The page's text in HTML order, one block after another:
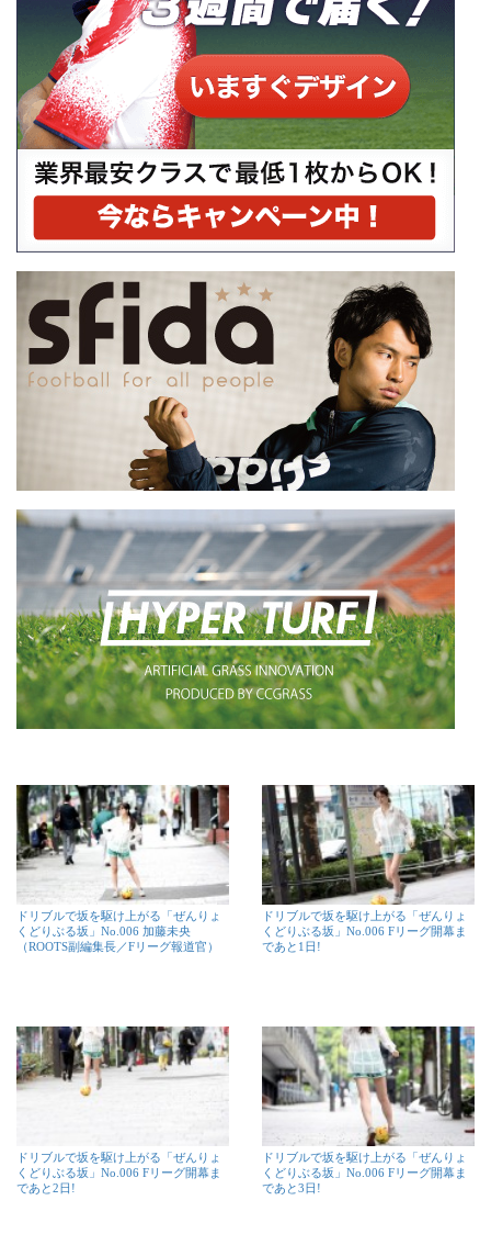
ドリブルで坂を駆け上がる「ぜんりょ
くどりぶる坂」No.006 加藤未央
（ROOTS副編集長／Fリーグ報道官）
ドリブルで坂を駆け上がる「ぜんりょ
くどりぶる坂」No.006 Fリーグ開幕ま
であと1日!
ドリブルで坂を駆け上がる「ぜんりょ
くどりぶる坂」No.006 Fリーグ開幕ま
であと2日!
ドリブルで坂を駆け上がる「ぜんりょ
くどりぶる坂」No.006 Fリーグ開幕ま
であと3日!